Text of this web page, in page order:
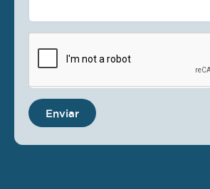
Enviar